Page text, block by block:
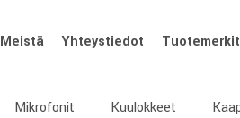
Meistä Yhteystiedot Tuotemerkit
Mikrofonit Kuulokkeet